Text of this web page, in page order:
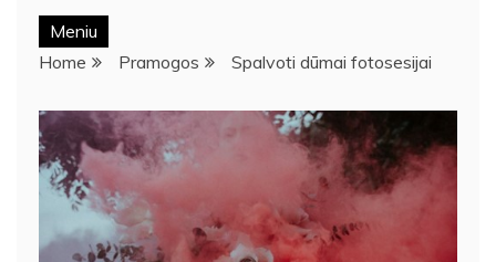
Meniu
Home
Pramogos Spalvoti dūmai fotosesijai